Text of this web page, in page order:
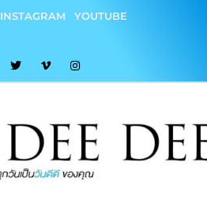
INSTAGRAM
YOUTUBE